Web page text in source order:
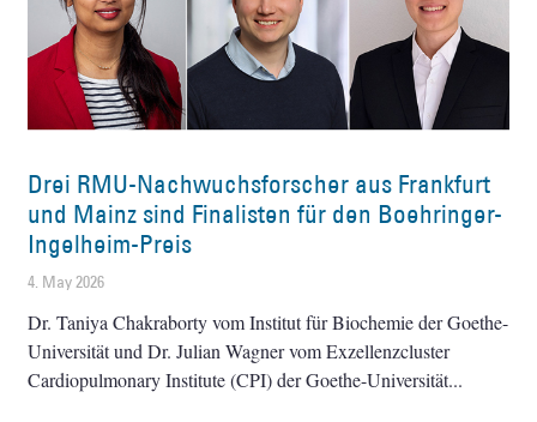
Drei RMU-Nachwuchsforscher aus Frankfurt
und Mainz sind Finalisten für den Boehringer-
Ingelheim-Preis
4. May 2026
Dr. Taniya Chakraborty vom Institut für Biochemie der Goethe-
Universität und Dr. Julian Wagner vom Exzellenzcluster
Cardiopulmonary Institute (CPI) der Goethe-Universität